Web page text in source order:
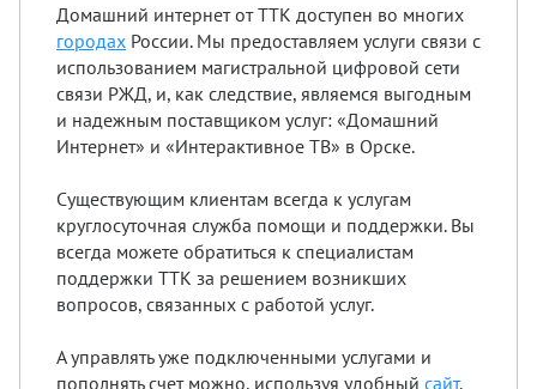
Домашний интернет от ТТК доступен во многих
городах России. Мы предоставляем услуги связи с
использованием магистральной цифровой сети
связи РЖД, и, как следствие, являемся выгодным
и надежным поставщиком услуг: «Домашний
Интернет» и «Интерактивное ТВ» в Орске.
Существующим клиентам всегда к услугам
круглосуточная служба помощи и поддержки. Вы
всегда можете обратиться к специалистам
поддержки ТТК за решением возникших
вопросов, связанных с работой услуг.
А управлять уже подключенными услугами и
пополнять счет можно, используя удобный сайт.